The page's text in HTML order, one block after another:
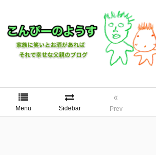
Menu Sidebar
«
Prev